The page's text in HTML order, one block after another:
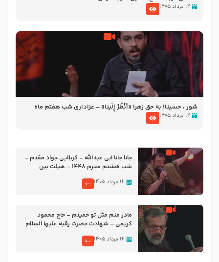
۱۲ مرداد ۱۴۰۵
شور ، حسینا! به‌ حق زهرا «أُنْظُرْ إِلَینا» – عزاداری شب هفتم ماه
محرّم 1405
۱۲ مرداد ۱۴۰۵
جانا جانا ابی عبدالله – کربلایی جواد مقدم –
شب هشتم محرم 1448 – هیئت بین
۱۲ مرداد ۱۴۰۵
مادر منم مثل تو خمیدم – حاج محمود
کریمی – شهادت حضرت رقیه علیها السلام
۱۲ مرداد ۱۴۰۵